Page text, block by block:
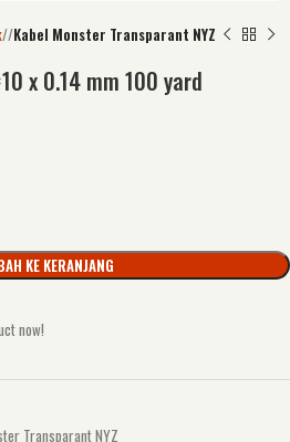
/ Kabel Monster Transparant NYZ
x 0.14 mm 100 yard
KE KERANJANG
now!
Transparant NYZ